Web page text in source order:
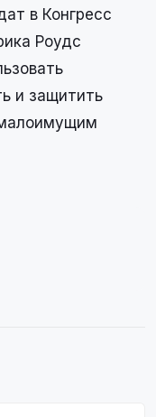
в Конгресс
Роудс
и защитить